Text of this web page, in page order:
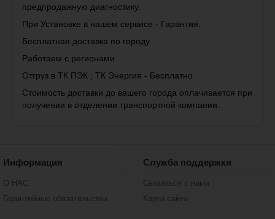
предпродажную диагностику.
При Установке в нашем сервисе - Гарантия.
Бесплатная доставка по городу.
Работаем с регионами.
Отгруз в ТК ПЭК , ТК Энергия - Бесплатно
Стоимость доставки до вашего города оплачивается при
получении в отделении транспортной компании.
Информация
О НАС
Гарантийные обязательства
Служба поддержки
Связаться с нами
Карта сайта